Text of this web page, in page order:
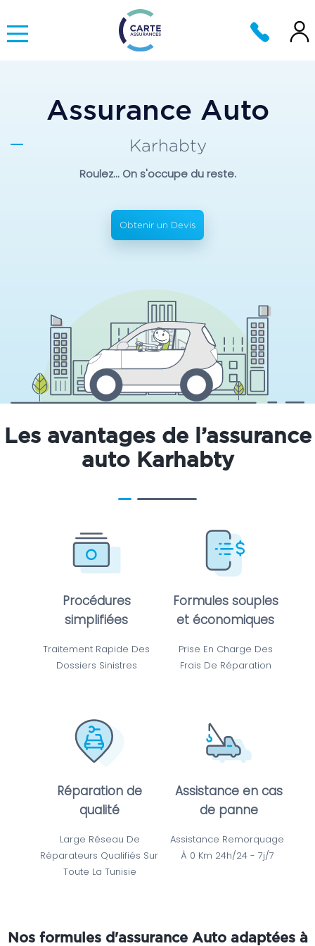
Assurance Auto
Karhabty
Roulez... On s'occupe du reste.
Obtenir un Devis
Les avantages de l’assurance
auto Karhabty
Procédures
simplifiées
Traitement Rapide Des
Dossiers Sinistres
Formules souples
et économiques
Frais De Réparation
Réparation de
qualité
Réparateurs Qualifiés Sur
Toute La Tunisie
Assistance en cas
de panne
Assistance Remorquage
À 0 Km 24h/24 - 7j/7
Nos formules d'assurance Auto adaptées à